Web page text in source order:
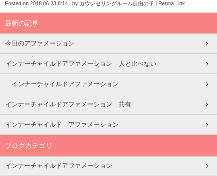
Posted on 2018.06.23 8:14 | by カウンセリングルーム自由の子 | Perma Link
最新の記事
今日のアファメーション
インナーチャイルドアファメーション 人と比べない
インナーチャイルドアファメーション
インナーチャイルドアファメーション 共有
インナーチャイルド アファメーション
ブログカテゴリ
インナーチャイルドアファメーション